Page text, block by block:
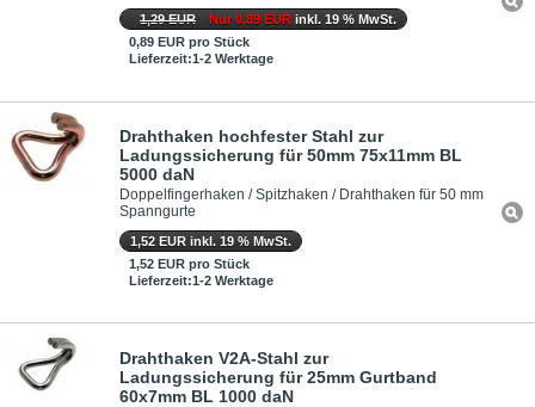
1,29 EUR Nur 0,89 EUR inkl. 19 % MwSt.
0,89 EUR pro Stück
Lieferzeit:1-2 Werktage
Drahthaken hochfester Stahl zur
Ladungssicherung für 50mm 75x11mm BL
5000 daN
Doppelfingerhaken / Spitzhaken / Drahthaken für 50 mm
Spanngurte
1,52 EUR inkl. 19 % MwSt.
1,52 EUR pro Stück
Lieferzeit:1-2 Werktage
Drahthaken V2A-Stahl zur
Ladungssicherung für 25mm Gurtband
60x7mm BL 1000 daN